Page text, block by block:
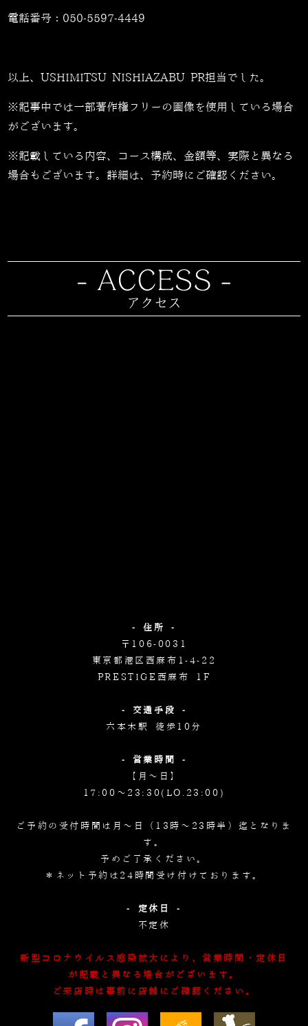
電話番号： 050-5597-4449
以上、USHIMITSU NISHIAZABU PR担当でした。
※記事中では一部著作権フリーの画像を使用している場合
がございます。
※記載している内容、コース構成、金額等、実際と異なる
場合もございます。詳細は、予約時にご確認ください。
- 住所 -
〒106-0031
東京都港区西麻布1-4-22
PRESTIGE西麻布 1F
- 交通手段 -
六本木駅 徒歩10分
- 営業時間 -
【月～日】
17:00～23:30(LO.23:00)
ご予約の受付時間は月～日（13時～23時半）迄となりま
す。
予めご了承ください。
＊ネット予約は24時間受け付けております。
- 定休日 -
不定休
新型コロナウイルス感染拡大により、営業時間・定休日
が記載と異なる場合がございます。
ご来店時は事前に店舗にご確認ください。